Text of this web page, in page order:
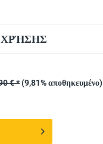
ΧΡΉΣΗΣ
€ *(9,81% αποθηκευμένο)